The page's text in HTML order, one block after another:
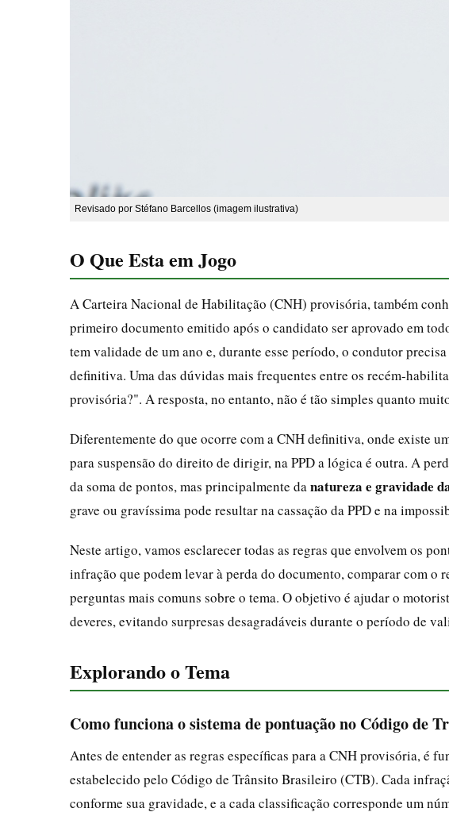
Revisado por Stéfano Barcellos (imagem ilustrativa)
O Que Esta em Jogo
A Carteira Nacional de Habilitação (CNH) provisória, também
primeiro documento emitido após o candidato ser aprovado em
tem validade de um ano e, durante esse período, o condutor
definitiva. Uma das dúvidas mais frequentes entre os recém-
provisória?". A resposta, no entanto, não é tão simples quanto
Diferentemente do que ocorre com a CNH definitiva, onde existe
para suspensão do direito de dirigir, na PPD a lógica é outra. A
da soma de pontos, mas principalmente da natureza e gravidade
grave ou gravíssima pode resultar na cassação da PPD e na
Neste artigo, vamos esclarecer todas as regras que envolvem os
infração que podem levar à perda do documento, comparar com o
perguntas mais comuns sobre o tema. O objetivo é ajudar o
deveres, evitando surpresas desagradáveis durante o período de
Explorando o Tema
Como funciona o sistema de pontuação no Código de
Antes de entender as regras específicas para a CNH provisória, é
estabelecido pelo Código de Trânsito Brasileiro (CTB). Cada
conforme sua gravidade, e a cada classificação corresponde um